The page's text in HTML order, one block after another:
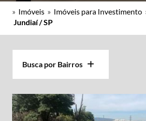
» Imóveis » Imóveis para Investimento
Jundiaí / SP
Busca por Bairros